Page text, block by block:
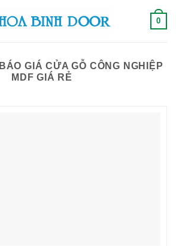
0
BÁO GIÁ CỬA GỖ CÔNG NGHIỆP
MDF GIÁ RẺ